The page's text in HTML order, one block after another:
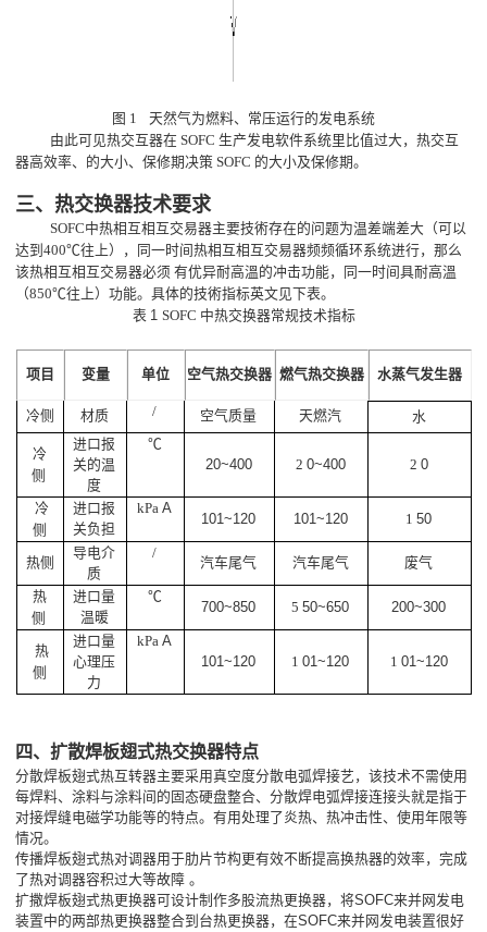
图 1
天然气为燃料、常压运行的发电系统
由此可见热交互器在 SOFC 生产发电软件系统里比值过大，热交互
器高效率、的大小、保修期决策 SOFC 的大小及保修期。
三、热交换器技术要求
SOFC中热相互相互交易器主要技術存在的问题为温差端差大（可以
达到400℃往上），同一时间热相互相互交易器频频循环系统进行，那么
该热相互相互交易器必须 有优异耐高溫的冲击功能，同一时间具耐高溫
（850℃往上）功能。具体的技術指标英文见下表。
表 1 SOFC 中热交换器常规技术指标
项目 变量 单位 空气热交换器 燃气热交换器 水蒸气发生器
冷侧 材质 / 空气质量 天燃汽 水
冷
侧
进口报
关的温
度
℃
20~400 2 0~400 2 0
冷
侧
进口报
关负担
kPa A
101~120 101~120 1 50
热侧
导电介
质
/
汽车尾气 汽车尾气 废气
热
侧
进口量
温暖
℃
700~850 5 50~650 200~300
热
侧
进口量
心理压
力
kPa A
101~120
1 01~120 1 01~120
四、扩散焊板翅式热交换器特点
分散焊板翅式热互转器主要采用真空度分散电弧焊接艺，该技术不需使用
每焊料、涂料与涂料间的固态硬盘整合、分散焊电弧焊接连接头就是指于
对接焊缝电磁学功能等的特点。有用处理了炎热、热冲击性、使用年限等
情况。
传播焊板翅式热对调器用于肋片节构更有效不断提高换热器的效率，完成
了热对调器容积过大等故障 。
扩撒焊板翅式热更换器可设计制作多股流热更换器，将SOFC来并网发电
装置中的两部热更换器整合到台热更换器，在SOFC来并网发电装置很好